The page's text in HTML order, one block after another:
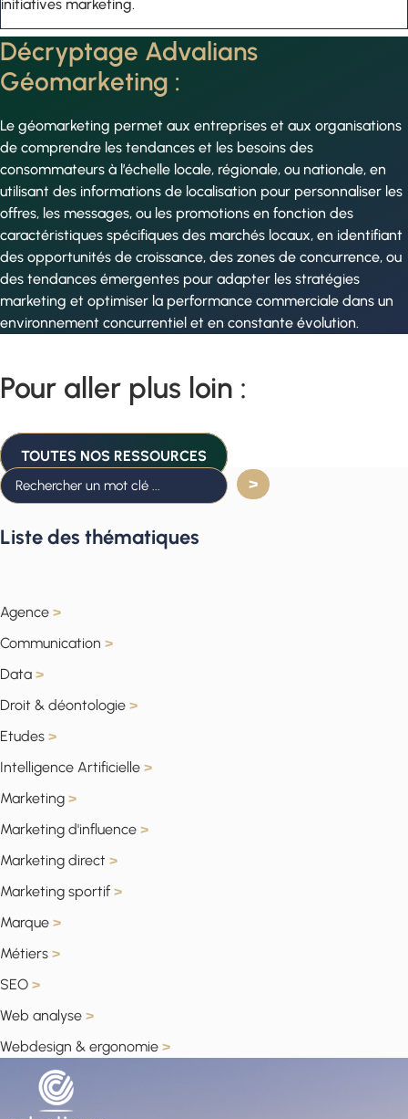
initiatives marketing.
Décryptage Advalians
Géomarketing :
Le géomarketing permet aux entreprises et aux organisations
de comprendre les tendances et les besoins des
consommateurs à l’échelle locale, régionale, ou nationale, en
utilisant des informations de localisation pour personnaliser les
offres, les messages, ou les promotions en fonction des
caractéristiques spécifiques des marchés locaux, en identifiant
des opportunités de croissance, des zones de concurrence, ou
des tendances émergentes pour adapter les stratégies
marketing et optimiser la performance commerciale dans un
environnement concurrentiel et en constante évolution.
Pour aller plus loin :
TOUTES NOS RESSOURCES
Liste des thématiques
Agence >
Communication >
Data >
Droit & déontologie >
Etudes >
Intelligence Artificielle >
Marketing >
Marketing d'influence >
Marketing direct >
Marketing sportif >
Marque >
Métiers >
SEO >
Web analyse >
Webdesign & ergonomie >